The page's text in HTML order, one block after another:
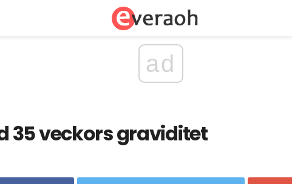
ad
35 veckors graviditet